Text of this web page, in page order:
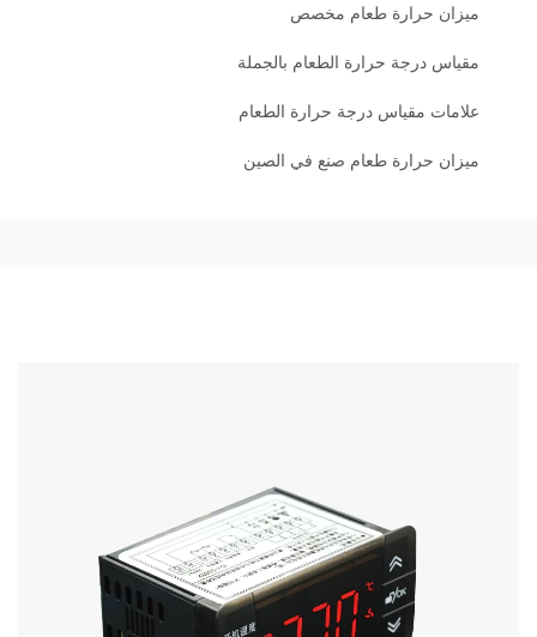
ميزان حرارة طعام مخصص
مقياس درجة حرارة الطعام بالجملة
علامات مقياس درجة حرارة الطعام
ميزان حرارة طعام صنع في الصين